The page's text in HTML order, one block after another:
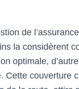
de
la considèrent
optimale,
Cette couverture